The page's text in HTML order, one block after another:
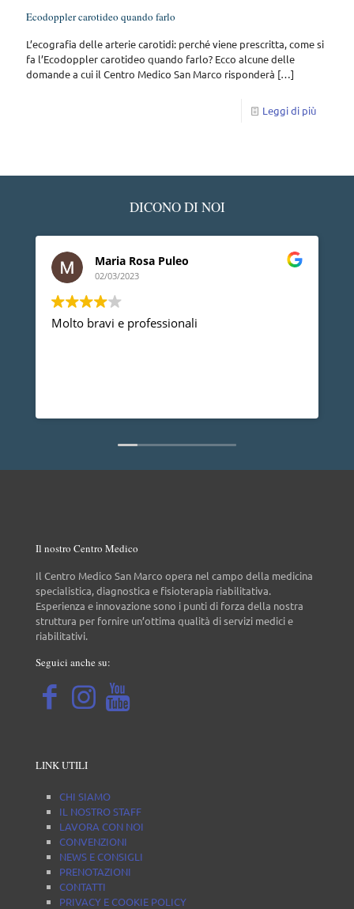
Ecodoppler carotideo quando farlo
L’ecografia delle arterie carotidi: perché viene prescritta, come si
fa l’Ecodoppler carotideo quando farlo? Ecco alcune delle
domande a cui il Centro Medico San Marco risponderà […]
Leggi di più
DICONO DI NOI
Maria Rosa Puleo
02/03/2023
Molto bravi e professionali
Il nostro Centro Medico
Il Centro Medico San Marco opera nel campo della medicina
specialistica, diagnostica e fisioterapia riabilitativa.
Esperienza e innovazione sono i punti di forza della nostra
struttura per fornire un’ottima qualità di servizi medici e
riabilitativi.
Seguici anche su:
LINK UTILI
CHI SIAMO
IL NOSTRO STAFF
LAVORA CON NOI
CONVENZIONI
NEWS E CONSIGLI
PRENOTAZIONI
CONTATTI
PRIVACY E COOKIE POLICY